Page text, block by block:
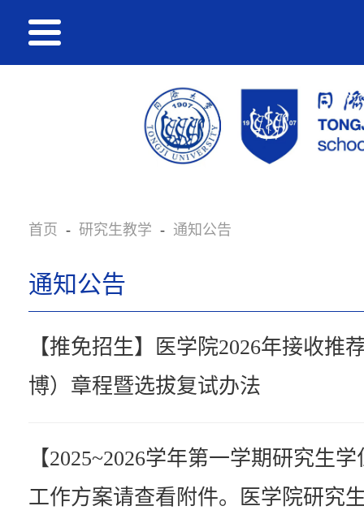
首页 - 研究生教学 - 通知公告
通知公告
【推免招生】医学院2026年接收推
博）章程暨选拔复试办法
【2025~2026学年第一学期研究生
工作方案请查看附件。医学院研究